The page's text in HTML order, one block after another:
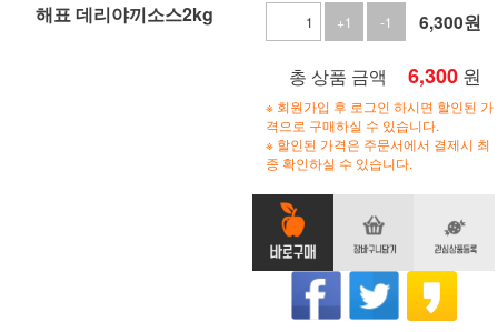
해표 데리야끼소스2kg
+1
-1 6,300원
총 상품 금액 6,300 원
※ 회원가입 후 로그인 하시면 할인된 가
격으로 구매하실 수 있습니다.
※ 할인된 가격은 주문서에서 결제시 최
종 확인하실 수 있습니다.